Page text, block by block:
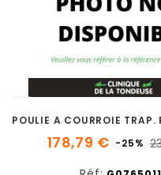
178,79 € -25%